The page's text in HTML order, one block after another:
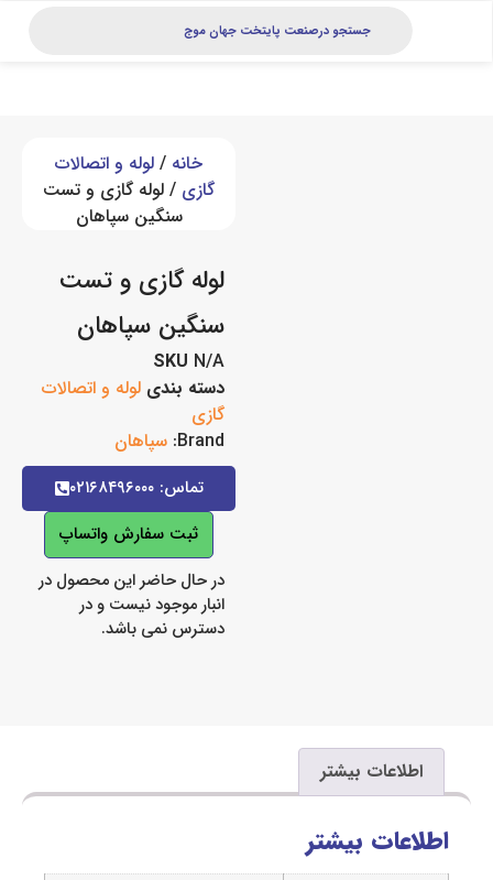
لوله و اتصالات
/ لوله گازی و تست
سنگین سپاهان
لوله گازی و تست
سنگین سپاهان
لوله و اتصالات
سپاهان
ثبت سفارش واتساپ
در حال حاضر این محصول در
انبار موجود نیست و در
دسترس نمی باشد.
بیشتر
بیشتر